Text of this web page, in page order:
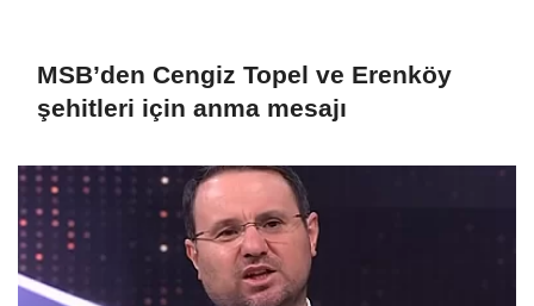
MSB’den Cengiz Topel ve Erenköy
şehitleri için anma mesajı